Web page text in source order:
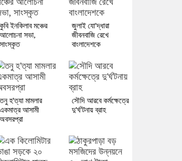
কুবি ইনকিলাব মঞ্চের
আলোচনা সভা,
সাংস্কৃত
জুলাই যো'দ্ধারা
জীবনবাজি রেখে
বাংলাদেশকে
তনু হ'ত্যা মামলার
একমাত্র আসামী
অবসরপ্রা
সৌদি আরবে কর্মক্ষেত্রে
দু'র্ঘ'টনায় ব্রাহ